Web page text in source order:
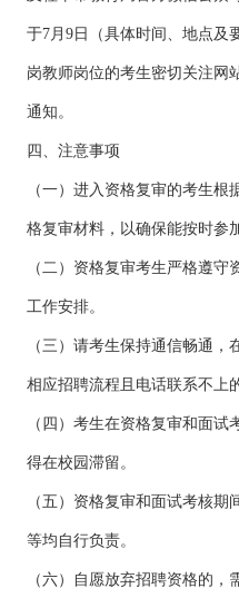
于7月9日（具体时间、地点及
岗教师岗位的考生密切关注网
通知。
四、注意事项
（一）进入资格复审的考生
格复审材料，以确保能按时参
（二）资格复审考生严格遵
工作安排。
（三）请考生保持通信畅通
相应招聘流程且电话联系不上
（四）考生在资格复审和面
得在校园滞留。
（五）资格复审和面试考核
等均自行负责。
（六）自愿放弃招聘资格的